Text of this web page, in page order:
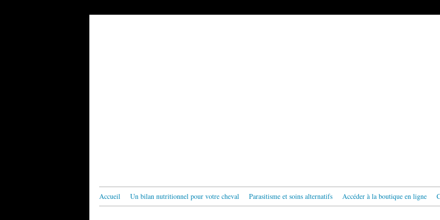
Accueil Un bilan nutritionnel pour votre cheval Parasitisme et soins alternatifs Accéder à la boutique en ligne